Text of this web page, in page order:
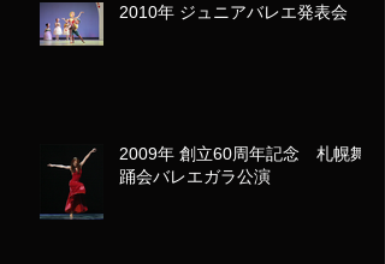
2010年 ジュニアバレエ発表会
2009年 創立60周年記念 札幌舞
踊会バレエガラ公演